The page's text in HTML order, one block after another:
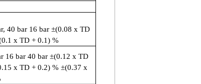
40 bar 16 bar ±(0.08 x TD
x TD + 0.1) %
16 bar 40 bar ±(0.12 x TD
x TD + 0.2) % ±(0.37 x